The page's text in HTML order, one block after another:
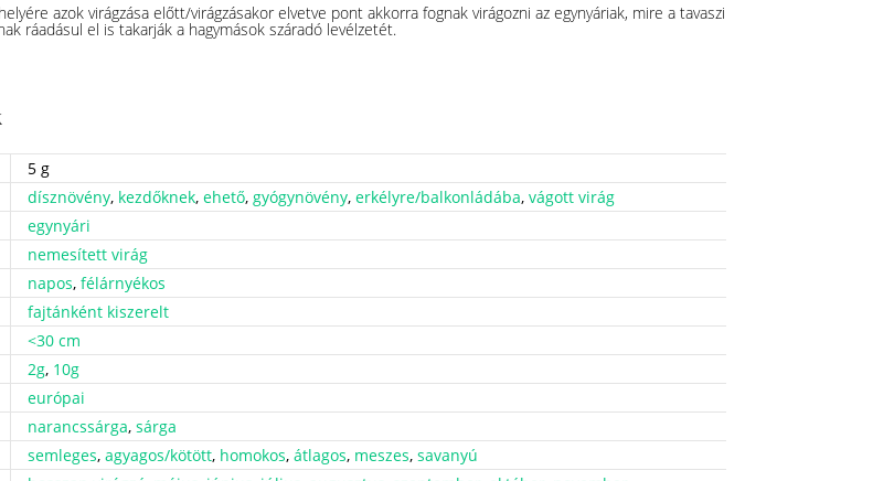
azok virágzása előtt/virágzásakor elvetve pont akkorra fognak virágozni az egynyáriak, mire a tavaszi
ráadásul el is takarják a hagymások száradó levélzetét.
5 g
dísznövény, kezdőknek, ehető, gyógynövény, erkélyre/balkonládába, vágott virág
egynyári
nemesített virág
napos, félárnyékos
fajtánként kiszerelt
<30 cm
2g, 10g
európai
narancssárga, sárga
semleges, agyagos/kötött, homokos, átlagos, meszes, savanyú